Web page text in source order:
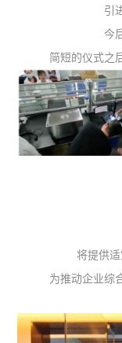
引
今
简短的仪式之
将提供
为推动企业综